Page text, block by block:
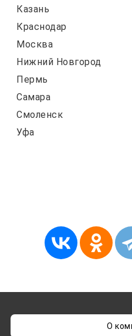
Казань
Краснодар
Москва
Нижний Новгород
Пермь
Самара
Смоленск
Уфа
О